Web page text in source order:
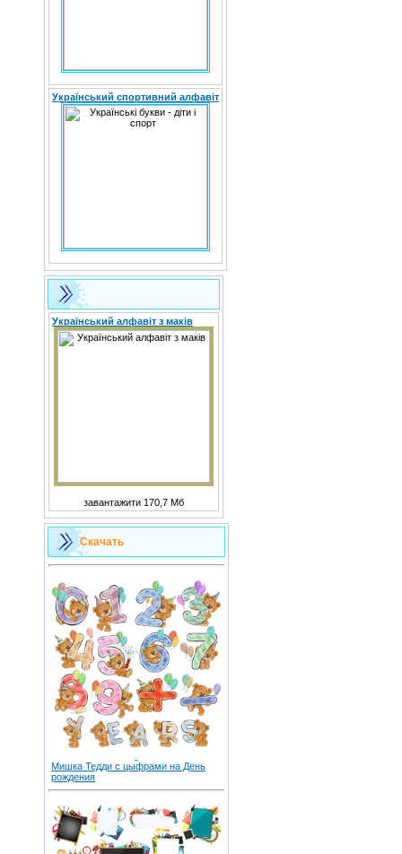
Український спортивний алфавіт
Український алфавіт з маків
завантажити 170,7 Мб
Скачать
Мишка Тедди с цыфрами на День
рождения